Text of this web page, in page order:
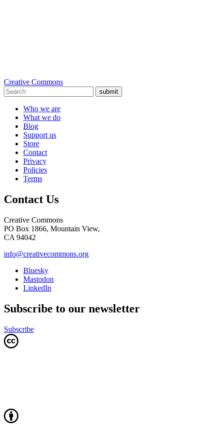
Creative Commons
submit
Who we are
What we do
Blog
Support us
Store
Contact
Privacy
Policies
Terms
Contact Us
Creative Commons
PO Box 1866, Mountain View,
CA 94042
info@creativecommons.org
Bluesky
Mastodon
LinkedIn
Subscribe to our newsletter
Subscribe